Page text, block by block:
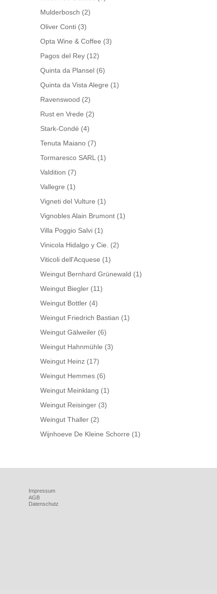
Mulderbosch (2)
Oliver Conti (3)
Opta Wine & Coffee (3)
Pagos del Rey (12)
Quinta da Plansel (6)
Quinta da Vista Alegre (1)
Ravenswood (2)
Rust en Vrede (2)
Stark-Condé (4)
Tenuta Maiano (7)
Tormaresco SARL (1)
Valdition (7)
Vallegre (1)
Vigneti del Vulture (1)
Vignobles Alain Brumont (1)
Villa Poggio Salvi (1)
Vinicola Hidalgo y Cie.
(2)
Viticoli dell'Acquese (1)
Weingut Bernhard Grünewald (1)
Weingut Biegler (11)
Weingut Bottler (4)
Weingut Friedrich Bastian (1)
Weingut Gälweiler (6)
Weingut Hahnmühle (3)
Weingut Heinz (17)
Weingut Hemmes (6)
Weingut Meinklang (1)
Weingut Reisinger (3)
Weingut Thaller (2)
Wijnhoeve De Kleine Schorre (1)
Impressum
AGB
Datenschutz